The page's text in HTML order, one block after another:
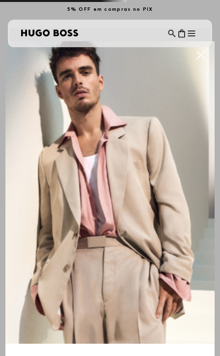
5% OFF em compras no PIX